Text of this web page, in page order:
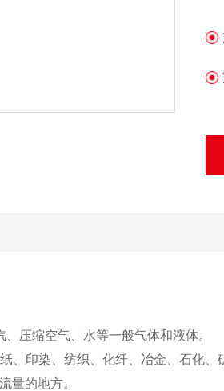
压缩空气、水等一般气体和液体。
、印染、纺织、化纤、冶金、石化
量的地方。